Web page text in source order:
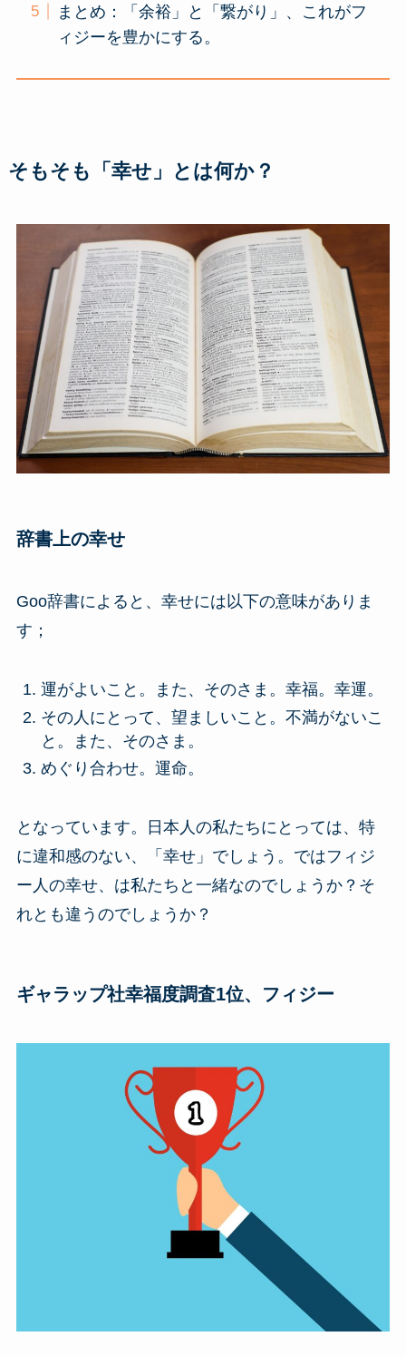
まとめ：「余裕」と「繋がり」、これがフ
ィジーを豊かにする。
そもそも「幸せ」とは何か？
辞書上の幸せ
Goo辞書によると、幸せには以下の意味がありま
す；
運がよいこと。また、そのさま。幸福。幸運。
その人にとって、望ましいこと。不満がないこ
と。また、そのさま。
めぐり合わせ。運命。
となっています。日本人の私たちにとっては、特
に違和感のない、「幸せ」でしょう。ではフィジ
ー人の幸せ、は私たちと一緒なのでしょうか？そ
れとも違うのでしょうか？
ギャラップ社幸福度調査1位、フィジー